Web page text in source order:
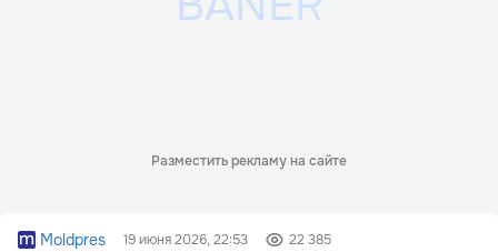
Разместить рекламу на сайте
Moldpres 19 июня 2026, 22:53 22 385